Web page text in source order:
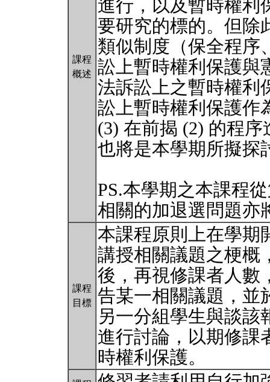
課程
概述
進行，以及暫時權利
要研究的標的。但除
類似制度（保全程序
訟上暫時權利保護與
法訴訟上之暫時權利
訟上暫時權利保護作
(3) 在前揭 (2) 的程
也將是本學期所擬探
PS.本學期之本課程
相關的加退選問題
課程
目標
本課程原則上在學期
講授相關議題之梗概
後，再視修課者人數
告某一相關議題，並
另一分組學生與談該
進行討論，以期修課
時權利保護。